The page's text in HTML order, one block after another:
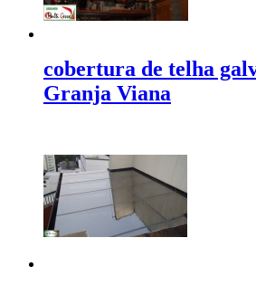
cobertura de telha
Granja Viana